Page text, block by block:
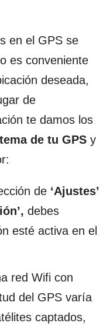
en el GPS se
es conveniente
deseada,
de
te damos los
de tu GPS y
de ‘Ajustes’
debes
esté activa en el
red Wifi con
del GPS varía
captados,